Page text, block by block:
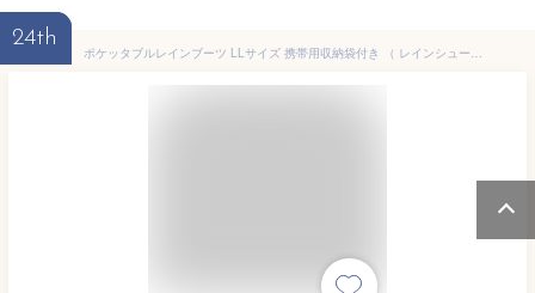
24th
ポケッタブルレインブーツ LLサイズ 携帯用収納袋付き （ レインシューズ レインブーツ 雨靴 ながぐつ ロング丈 折りたたみ コンパクト 携帯 持ち運び レイングッズ レディース メンズ ）【39ショップ】